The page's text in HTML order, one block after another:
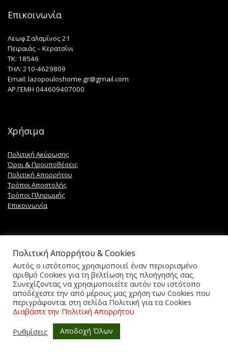
Επικοινωνία
Λεωφ.Σαλαμίνος 21
Πειραιάς – Κερατσίνι
TK: 18546
ΤΗΛ: 210-4629809
Email: lazopouloshome.gr@gmail.com
ΑΡ.ΓΕΜΗ 044609407000
Χρήσιμα
Πολιτική Ακύρωσης
Όροι & Προϋποθέσεις
Πολιτική Απορρήτου
Τρόποι Αποστολής
Τρόποι Πληρωμής
Επικοινωνία
Ακολουθήστε μας
2021 lazopouloshome.gr All rights reserved. Powered by
Πολιτική Απορρήτου & Cookies
Αυτός ο ιστότοπος χρησιμοποιεί έναν περιορισμένο
αριθμό Cookies για τη βελτίωση της πλοήγησής σας.
Συνεχίζοντας να χρησιμοποιείτε αυτόν τον ιστότοπο
αποδέχεστε την από μέρους μας χρήση των Cookies που
περιγράφονται στη σελίδα Πολιτική για τα Cookies
Διαβάστε την Πολιτική Απορρήτου
Ρυθμίσεις
Αποδοχή Όλων